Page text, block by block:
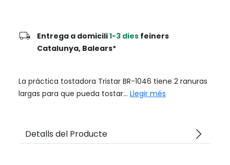
local_shipping Entrega a domicili1-3 dies feiners
Catalunya, Balears*
La práctica tostadora Tristar BR-1046 tiene 2 ranuras
largas para que pueda tostar... Llegir més
Detalls del Producte arrow_forward_ios